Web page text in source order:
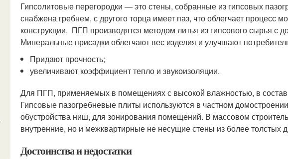
Гипсолитовые перегородки — это стены, собранные из гипсовых
снабжена гребнем, с другого торца имеет паз, что облегчает процесс
конструкции. ПГП производятся методом литья из гипсового сырья с
Минеральные присадки облегчают вес изделия и улучшают
Придают прочность;
увеличивают коэффициент тепло и звукоизоляции.
Для ПГП, применяемых в помещениях с высокой влажностью, в
Гипсовые пазогребневые плиты используются в частном
обустройства ниш, для зонирования помещений. В массовом
внутренние, но и межквартирные не несущие стены из более толстых
Достоинства и недостатки